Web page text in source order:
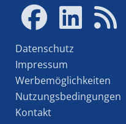
Datenschutz
Impressum
Werbemöglichkeiten
Nutzungsbedingungen
Kontakt